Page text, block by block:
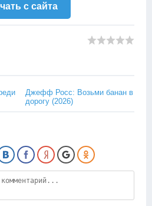
c сайта
Джефф Росс: Возьми банан в
дорогу (2026)